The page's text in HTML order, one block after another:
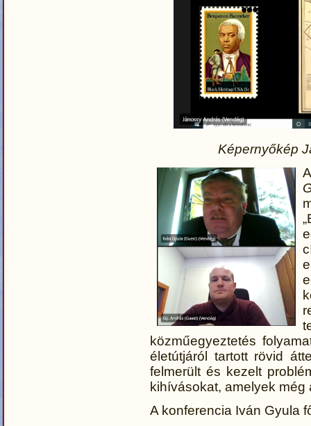
Képernyőkép
közműegyeztetés
életútjáról tartott rövid
felmerült és kezelt
kihívásokat, amelyek még
A konferencia Iván Gyula